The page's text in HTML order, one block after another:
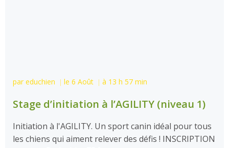
par educhien | le 6 Août | à 13 h 57 min
Stage d’initiation à l’AGILITY (niveau 1)
Initiation à l'AGILITY. Un sport canin idéal pour tous
les chiens qui aiment relever des défis ! INSCRIPTION